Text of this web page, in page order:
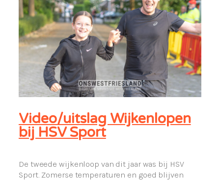
Video/uitslag Wijkenlopen
bij HSV Sport
De tweede wijkenloop van dit jaar was bij HSV
Sport. Zomerse temperaturen en goed blijven